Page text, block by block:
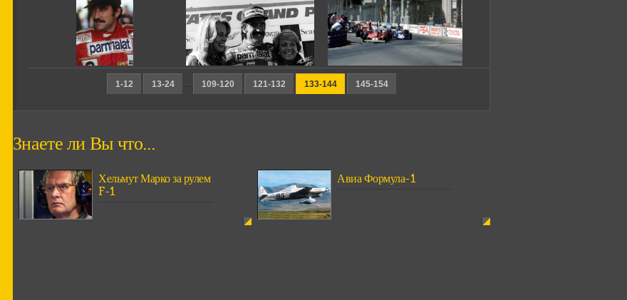
1-12 13-24 ... 109-120 121-132 133-144 145-154
Знаете ли Вы что...
Хельмут Марко за рулем
F-1
Авиа Формула-1